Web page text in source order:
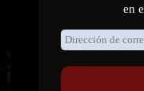
Dolce &
Dolce &
Milán Fashion